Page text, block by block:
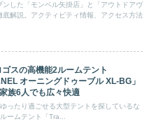
ンした「モンベル矢掛店」と「アウトドアヴ
底解説。アクティビティ情報、アクセス方法
ゴスの高機能2ルームテント
オーニングドゥーブル XL-BG」
族6人でも広々快適
ったり過ごせる大型テントを探しているな
ームテント「Tra...